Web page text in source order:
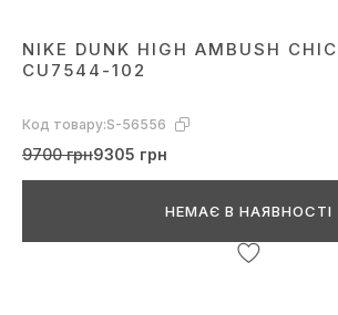
NIKE DUNK HIGH AMBUSH
CU7544-102
Код товару:S-56556
9700 грн9305 грн
НЕМАЄ В НАЯВНОСТІ